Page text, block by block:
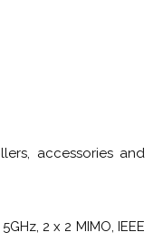
accessories and
2 x 2 MIMO, IEEE